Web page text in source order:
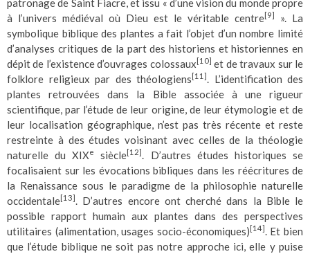
patronage de Saint Fiacre, et issu « d’une vision du monde propre
à l’univers médiéval où Dieu est le véritable centre[9]
». La
symbolique biblique des plantes a fait l’objet d’un nombre limité
d’analyses critiques de la part des historiens et historiennes en
dépit de l’existence d’ouvrages colossaux [10] et de travaux sur le
folklore religieux par des théologiens [11]. L’identification des
plantes retrouvées dans la Bible associée à une rigueur
scientifique, par l’étude de leur origine, de leur étymologie et de
leur localisation géographique, n’est pas très récente et reste
restreinte à des études voisinant avec celles de la théologie
naturelle du XIXe siècle[12]. D’autres études historiques se
focalisaient sur les évocations bibliques dans les réécritures de
la Renaissance sous le paradigme de la philosophie naturelle
occidentale[13]. D’autres encore ont cherché dans la Bible le
possible rapport humain aux plantes dans des perspectives
utilitaires (alimentation, usages socio-économiques) [14]. Et bien
que l’étude biblique ne soit pas notre approche ici, elle y puise